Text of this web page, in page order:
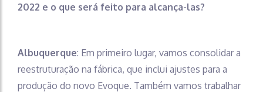
2022 e o que será feito para alcança-las?
Albuquerque: Em primeiro lugar, vamos consolidar a
reestruturação na fábrica, que inclui ajustes para a
produção do novo Evoque. Também vamos trabalhar